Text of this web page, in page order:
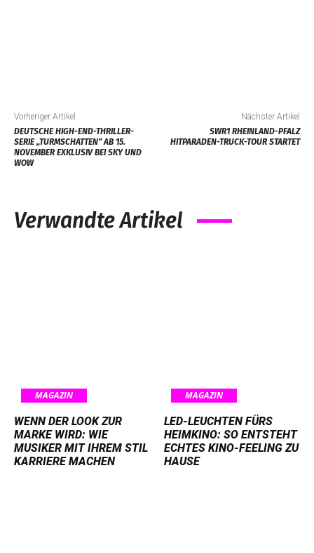
Vorheriger Artikel
DEUTSCHE HIGH-END-THRILLER-
SERIE „TURMSCHATTEN“ AB 15.
NOVEMBER EXKLUSIV BEI SKY UND
WOW
Nächster Artikel
SWR1 RHEINLAND-PFALZ
HITPARADEN-TRUCK-TOUR STARTET
Verwandte Artikel
MAGAZIN
WENN DER LOOK ZUR
MARKE WIRD: WIE
MUSIKER MIT IHREM STIL
KARRIERE MACHEN
MAGAZIN
LED-LEUCHTEN FÜRS
HEIMKINO: SO ENTSTEHT
ECHTES KINO-FEELING ZU
HAUSE